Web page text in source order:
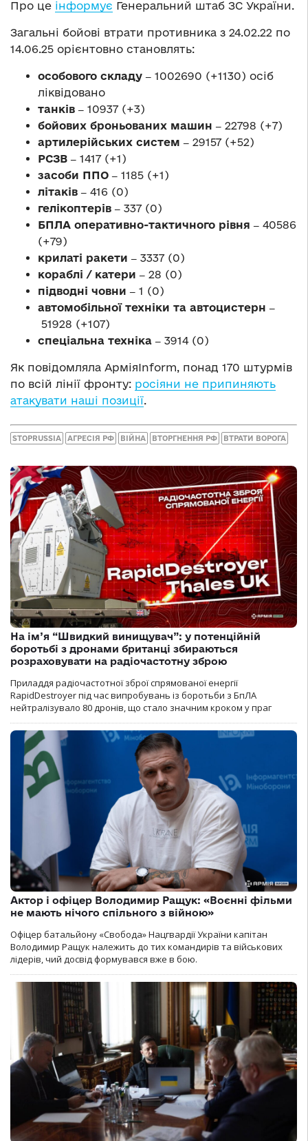
Про це інформує Генеральний штаб ЗС України.
Загальні бойові втрати противника з 24.02.22 по
14.06.25 орієнтовно становлять:
особового складу ‒ 1002690 (+1130) осіб
ліквідовано
танків ‒ 10937 (+3)
бойових броньованих машин ‒ 22798 (+7)
артилерійських систем ‒ 29157 (+52)
РСЗВ ‒ 1417 (+1)
засоби ППО ‒ 1185 (+1)
літаків ‒ 416 (0)
гелікоптерів ‒ 337 (0)
БПЛА оперативно-тактичного рівня ‒ 40586
(+79)
крилаті ракети ‒ 3337 (0)
кораблі / катери ‒ 28 (0)
підводні човни ‒ 1 (0)
автомобільної техніки та автоцистерн ‒
51928 (+107)
спеціальна техніка ‒ 3914 (0)
Як повідомляла АрміяInform, понад 170 штурмів
по всій лінії фронту: росіяни не припиняють
атакувати наші позиції.
STOPRUSSIA АГРЕСІЯ РФ ВІЙНА ВТОРГНЕННЯ РФ ВТРАТИ ВОРОГА
На ім’я “Швидкий винищувач”: у потенційній
боротьбі з дронами британці збираються
розраховувати на радіочастотну зброю
Приладдя радіочастотної зброї спрямованої енергії
RapidDestroyer під час випробувань із боротьби з БпЛА
нейтралізувало 80 дронів, що стало значним кроком у праг
Актор і офіцер Володимир Ращук: «Воєнні фільми
не мають нічого спільного з війною»
Офіцер батальйону «Свобода» Нацгвардії України капітан
Володимир Ращук належить до тих командирів та військових
лідерів, чий досвід формувався вже в бою.